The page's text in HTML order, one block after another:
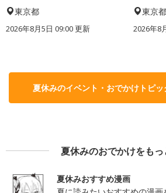
東京都
2026年8月5日 09:00更新
東京都
2026年8
夏休みのイベント・おでかけトピ
夏休みのおでかけをも
夏休みおすすめ漫画